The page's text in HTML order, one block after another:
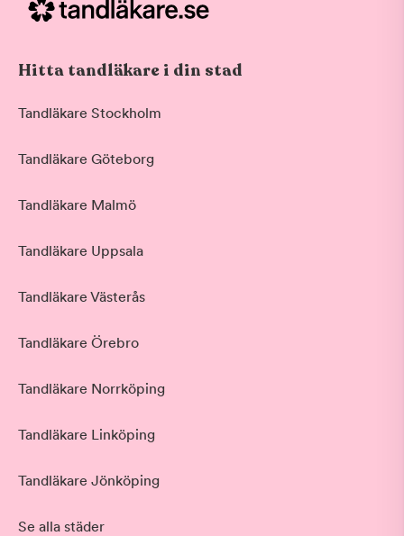
Hitta tandläkare i din stad
Tandläkare Stockholm
Tandläkare Göteborg
Tandläkare Malmö
Tandläkare Uppsala
Tandläkare Västerås
Tandläkare Örebro
Tandläkare Norrköping
Tandläkare Linköping
Tandläkare Jönköping
Se alla städer